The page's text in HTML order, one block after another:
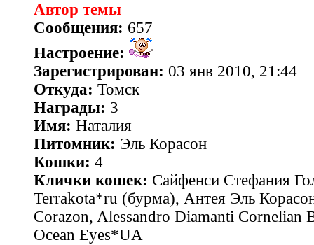
Автор темы
Сообщения: 657
Настроение:
Зарегистрирован: 03 янв 2010, 21:44
Откуда: Томск
Награды: 3
Имя: Наталия
Питомник: Эль Корасон
Кошки: 4
Клички кошек: Сайфенси Стефания
Terrakota*ru (бурма), Антея Эль
Corazon, Alessandro Diamanti Cornelian
Ocean Eyes*UA